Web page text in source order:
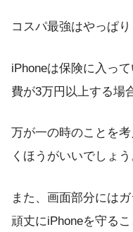
コスパ最強はやっぱり
iPhoneは保険に入っ
費が3万円以上する場
万が一の時のことを
くほうがいいでしょう
また、画面部分には
頑丈にiPhoneを守るこ